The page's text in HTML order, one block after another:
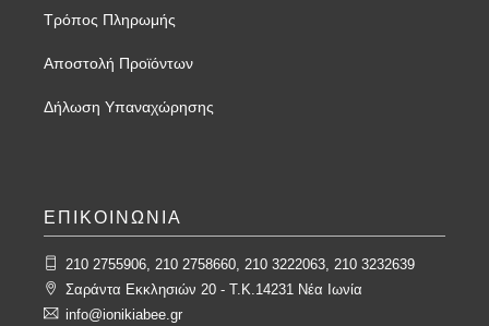
Τρόπος Πληρωμής
Αποστολή Προϊόντων
Δήλωση Υπαναχώρησης
ΕΠΙΚΟΙΝΩΝΙΑ
210 2755906, 210 2758660, 210 3222063, 210 3232639
Σαράντα Εκκλησιών 20 - T.K.14231 Νέα Ιωνία
info@ionikiabee.gr